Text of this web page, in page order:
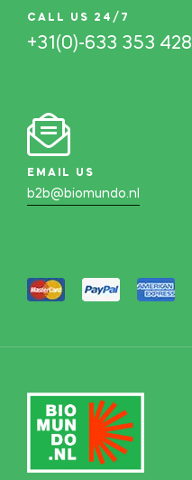
CALL US 24/7
+31(0)-633 353 428
EMAIL US
b2b@biomundo.nl